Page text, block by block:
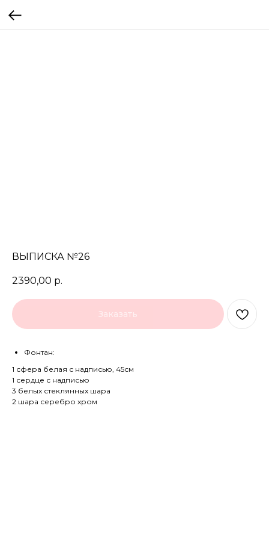
ВЫПИСКА №26
2390,00 р.
Заказать
Фонтан:
1 сфера белая с надписью, 45см
1 сердце с надписью
3 белых стеклянных шара
2 шара серебро хром